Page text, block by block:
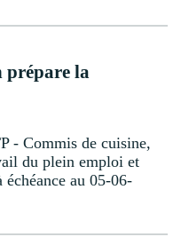
prépare la
- Commis de cuisine,
du plein emploi et
échéance au 05-06-